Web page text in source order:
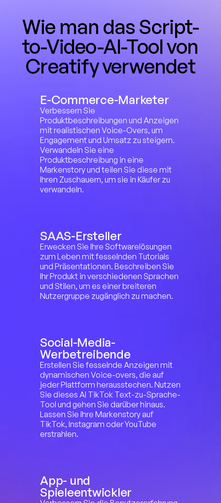
Wie man das Script-
to-Video-AI-Tool von
Creatify verwendet
E-Commerce-Marketer
Verbessern Sie
Produktbeschreibungen und Anzeigen
mit realistischen Voice-Overs, um
Engagement und Umsatz zu steigern.
Verwandeln Sie eine
Produktbeschreibung in eine
Markenstory und teilen Sie diese mit
Ihren Zuschauern, um sie in Käufer zu
verwandeln.
SAAS-Ersteller
Erwecken Sie Ihre Softwarelösungen
zum Leben mit fesselnden Tutorials
und Präsentationen. Beschreiben Sie
Ihr Produkt in verschiedenen Sprachen
und Stilen, um es einer breiteren
Nutzergruppe zugänglich zu machen.
Social-Media-
Werbetreibende
Erstellen Sie fesselnde Anzeigen mit
dynamischen Voice-overs, die auf
jeder Plattform herausstechen. Nutzen
Sie dieses AI TikTok Text-zu-Sprache-
Tool und gehen Sie darüber hinaus.
Lassen Sie Ihre Markenstory auf
TikTok, Instagram oder YouTube
erstrahlen.
App- und
Spieleentwickler